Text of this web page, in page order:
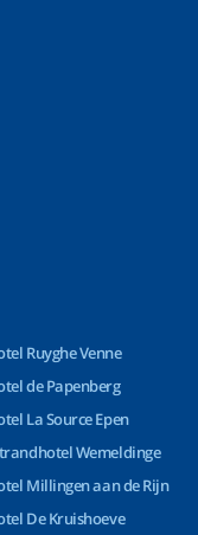
Ruyghe Venne
de Papenberg
La Source Epen
Wemeldinge
Millingen aan de Rijn
De Kruishoeve